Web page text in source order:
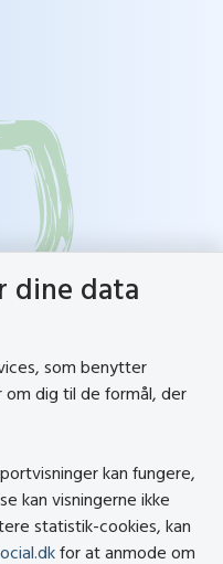
dine data
som benytter
om dig til de formål, der
kan fungere,
kan visningerne ikke
statistik-cookies, kan
for at anmode om